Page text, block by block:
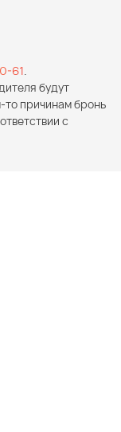
61
будут
то причинам бронь
с